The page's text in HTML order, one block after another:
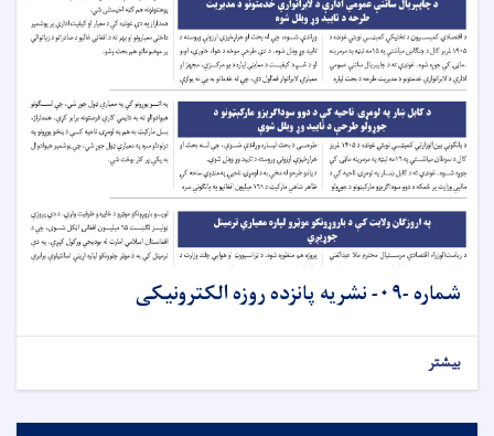
شماره -۰۹- نشريه پانزده روزه الکترونیکی
بیشتر